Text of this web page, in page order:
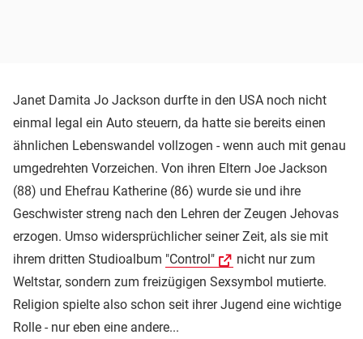
Janet Damita Jo Jackson durfte in den USA noch nicht
einmal legal ein Auto steuern, da hatte sie bereits einen
ähnlichen Lebenswandel vollzogen - wenn auch mit genau
umgedrehten Vorzeichen. Von ihren Eltern Joe Jackson
(88) und Ehefrau Katherine (86) wurde sie und ihre
Geschwister streng nach den Lehren der Zeugen Jehovas
erzogen. Umso widersprüchlicher seiner Zeit, als sie mit
ihrem dritten Studioalbum "Control"
nicht nur zum
Weltstar, sondern zum freizügigen Sexsymbol mutierte.
Religion spielte also schon seit ihrer Jugend eine wichtige
Rolle - nur eben eine andere...